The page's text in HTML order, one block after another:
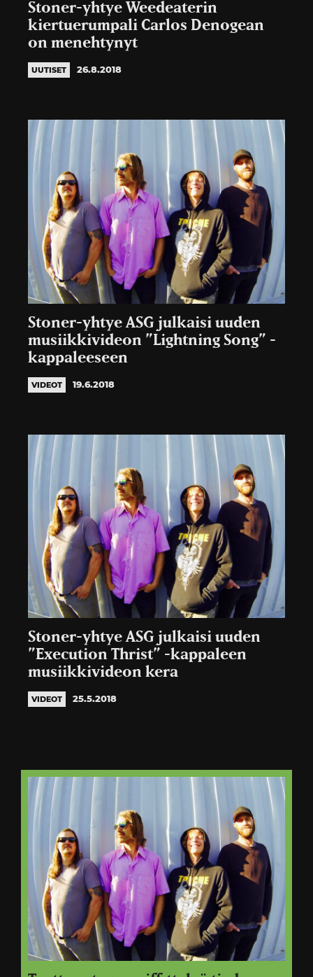
Stoner-yhtye Weedeaterin
kiertuerumpali Carlos Denogean
on menehtynyt
UUTISET 26.8.2018
Stoner-yhtye ASG julkaisi uuden
musiikkivideon ”Lightning Song” -
kappaleeseen
VIDEOT 19.6.2018
Stoner-yhtye ASG julkaisi uuden
”Execution Thrist” -kappaleen
musiikkivideon kera
VIDEOT 25.5.2018